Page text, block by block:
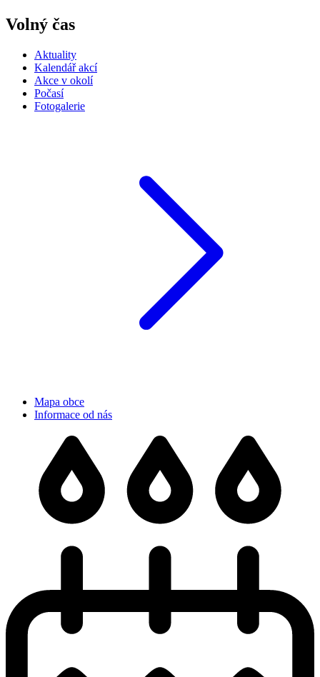
Volný čas
Aktuality
Kalendář akcí
Akce v okolí
Počasí
Fotogalerie
Mapa obce
Informace od nás